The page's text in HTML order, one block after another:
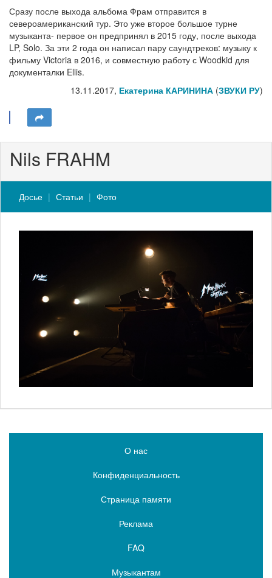
Сразу после выхода альбома Фрам отправится в
североамериканский тур. Это уже второе большое турне
музыканта- первое он предпринял в 2015 году, после выхода
LP, Solo. За эти 2 года он написал пару саундтреков: музыку к
фильму Victoria в 2016, и совместную работу с Woodkid для
документалки Ellis.
13.11.2017, Екатерина КАРИНИНА (ЗВУКИ РУ)
Nils FRAHM
Досье Статьи Фото
О нас
Конфиденциальность
Страница памяти
Реклама
FAQ
Музыкантам